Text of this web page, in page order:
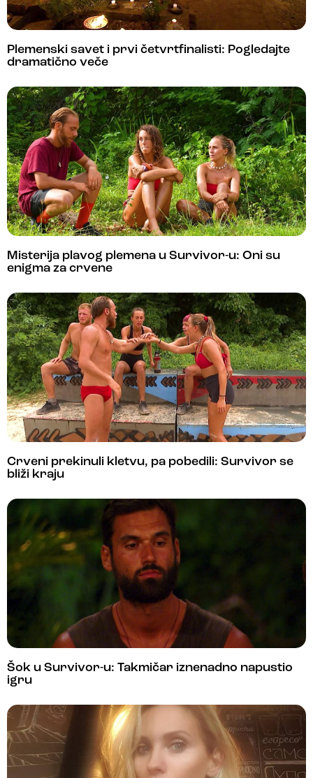
Plemenski savet i prvi četvrtfinalisti: Pogledajte
dramatično veče
Misterija plavog plemena u Survivor-u: Oni su
enigma za crvene
Crveni prekinuli kletvu, pa pobedili: Survivor se
bliži kraju
Šok u Survivor-u: Takmičar iznenadno napustio
igru